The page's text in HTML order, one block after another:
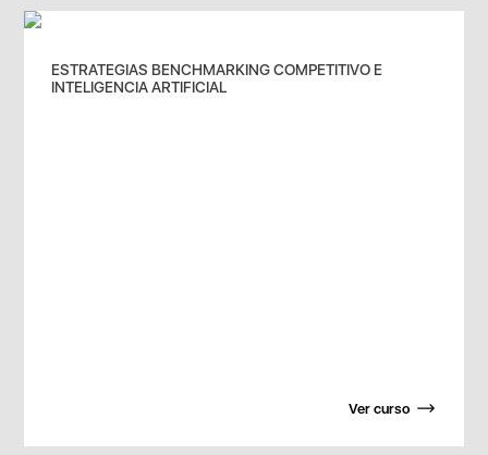
ESTRATEGIAS BENCHMARKING COMPETITIVO E
INTELIGENCIA ARTIFICIAL
Ver curso